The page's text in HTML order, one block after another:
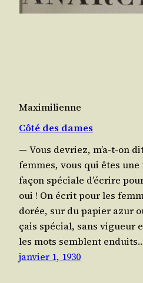
Maximilienne
Côté des dames
— Vous devriez, m’a-t-on
femmes, vous qui êtes
façon spé­ciale d’é­crire
oui ! On écrit pour les
dorée, sur du papier azur
çais spé­cial, sans vigueur
les mots semblent
janvier 1, 1930